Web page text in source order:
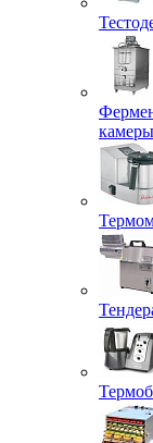
камеры